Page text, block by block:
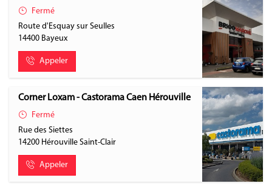
Fermé
Route d'Esquay sur Seulles
14400 Bayeux
Appeler
Corner Loxam - Castorama Caen Hérouville
Fermé
Rue des Siettes
14200 Hérouville Saint-Clair
Appeler